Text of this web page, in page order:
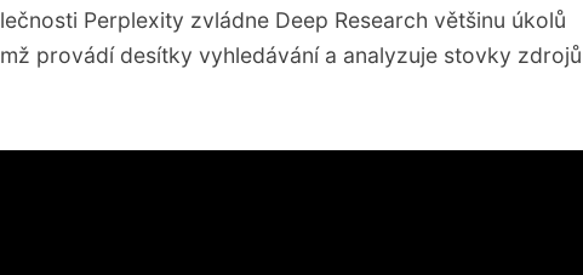
Perplexity zvládne Deep Research většinu úkolů
provádí desítky vyhledávání a analyzuje stovky zdrojů